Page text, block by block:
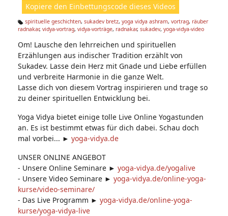
n:
Kopiere den Einbettungscode dieses Videos
Ta
s:
spirituelle geschichten, sukadev bretz, yoga vidya ashram, vortrag, räuber
radnakar, vidya-vortrag, vidya-vorträge, radnakar, sukadev, yoga-vidya-video
Om! Lausche den lehrreichen und spirituellen
Erzählungen aus indischer Tradition erzählt von
Sukadev. Lasse dein Herz mit Gnade und Liebe erfüllen
und verbreite Harmonie in die ganze Welt.
Lasse dich von diesem Vortrag inspirieren und trage so
zu deiner spirituellen Entwicklung bei.
Yoga Vidya bietet einige tolle Live Online Yogastunden
an. Es ist bestimmt etwas für dich dabei. Schau doch
mal vorbei... ► yoga-vidya.de
UNSER ONLINE ANGEBOT
- Unsere Online Seminare ► yoga-vidya.de/yogalive
- Unsere Video Seminare ► yoga-vidya.de/online-yoga-
kurse/video-seminare/
- Das Live Programm ► yoga-vidya.de/online-yoga-
kurse/yoga-vidya-live